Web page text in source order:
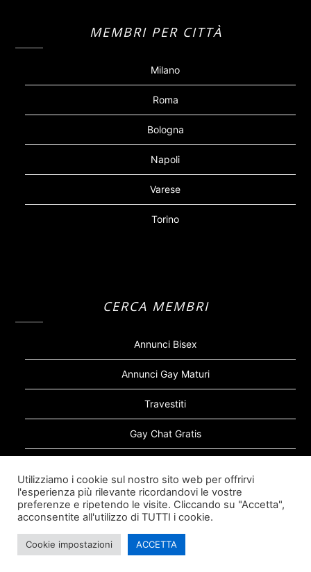
MEMBRI PER CITTÀ
Milano
Roma
Bologna
Napoli
Varese
Torino
CERCA MEMBRI
Annunci Bisex
Annunci Gay Maturi
Travestiti
Gay Chat Gratis
Sugar Daddy Gay
©2026 Siti Incontri Gay
Utilizziamo i cookie sul nostro sito web per offrirvi
l'esperienza più rilevante ricordandovi le vostre
preferenze e ripetendo le visite. Cliccando su "Accetta",
acconsentite all'utilizzo di TUTTI i cookie.
Cookie impostazioni ACCETTA